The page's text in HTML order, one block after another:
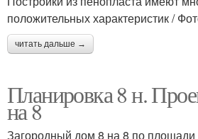
положительных характеристик /
читать дальше →
Планировка 8 н.
на 8
Загородный дом 8 на 8 по